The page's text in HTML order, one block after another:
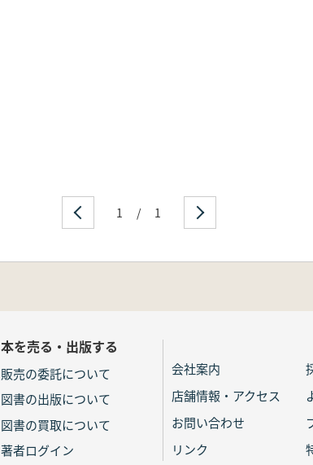
1 / 1
本を売る・出版する
販売の委託について
図書の出版について
図書の買取について
著者ログイン
会社案内
店舗情報・アクセス
お問い合わせ
リンク